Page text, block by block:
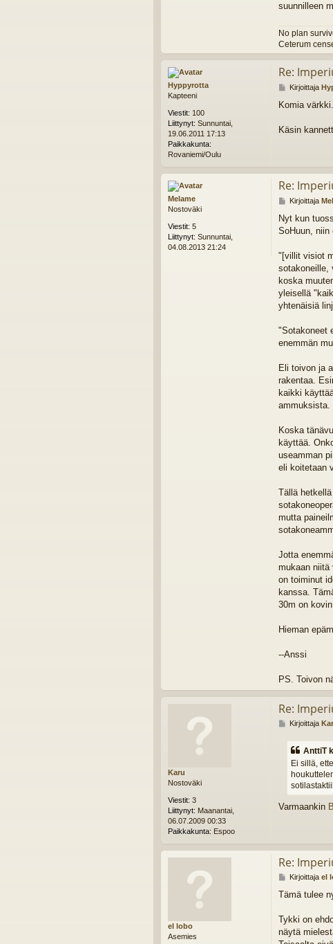
suunnilleen
No plan
Ceterum
Hyppyrotta
Kapteeni
Viestit: 100
Liittynyt: Sunnuntai,
19.06.2011 17:13
Paikkakunta:
Rovaniemi/Oulu
Re:
V
e
t
Kirjoittaja
Komia värkki.
Käsin
Melame
Nostoväki
Viestit: 5
Liittynyt: Sunnuntai,
04.08.2013 21:24
Re:
V
e
s
Kirjoittaja
Nyt kun
SoHuun, niin
"[villit visiot
sotakoneille,
koska
yleisellä
yhtenäisiä
"Sotakoneet
enemmän
Eli toivon ja
rakentaa.
kaikki
ammuksista.
Koska
käyttää.
useamman
eli koitetaan
Tällä
mutta
Jotta
mukaan niitä
on toiminut
kanssa.
30m on
Hieman
--Anssi
PS. Toivon
Karu
Nostoväki
Viestit: 3
Liittynyt: Maanantai,
06.07.2009 00:33
Paikkakunta: Espoo
Re:
V
e
Kirjoittaja
AnttiT
Ei sillä,
Varmaankin
el lobo
Asemies
Re:
V
e
t
i
Kirjoittaja el
Tämä tulee
Tykki on
näytä